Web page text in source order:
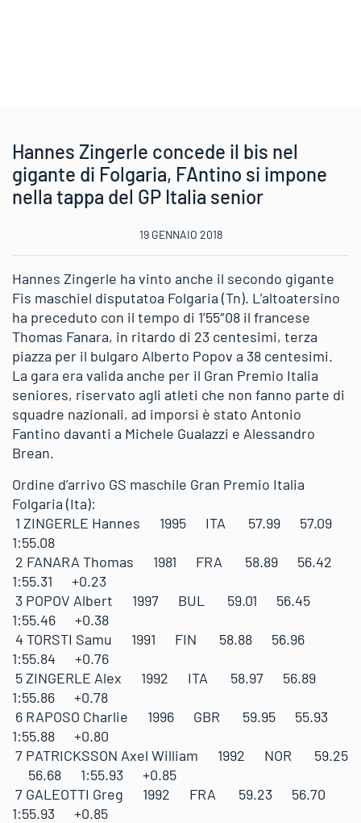
Hannes Zingerle concede il bis nel
gigante di Folgaria, FAntino si impone
nella tappa del GP Italia senior
19 GENNAIO 2018
Hannes Zingerle ha vinto anche il secondo gigante
Fis maschiel disputatoa Folgaria (Tn). L’altoatersino
ha preceduto con il tempo di 1’55″08 il francese
Thomas Fanara, in ritardo di 23 centesimi, terza
piazza per il bulgaro Alberto Popov a 38 centesimi.
La gara era valida anche per il Gran Premio Italia
seniores, riservato agli atleti che non fanno parte di
squadre nazionali, ad imporsi è stato Antonio
Fantino davanti a Michele Gualazzi e Alessandro
Brean.
Ordine d’arrivo GS maschile Gran Premio Italia
Folgaria (Ita):
1 ZINGERLE Hannes 1995 ITA 57.99 57.09
1:55.08
2 FANARA Thomas 1981 FRA 58.89 56.42
1:55.31 +0.23
3 POPOV Albert 1997 BUL 59.01 56.45
1:55.46 +0.38
4 TORSTI Samu 1991 FIN 58.88 56.96
1:55.84 +0.76
5 ZINGERLE Alex 1992 ITA 58.97 56.89
1:55.86 +0.78
6 RAPOSO Charlie 1996 GBR 59.95 55.93
1:55.88 +0.80
7 PATRICKSSON Axel William 1992 NOR 59.25
56.68 1:55.93 +0.85
7 GALEOTTI Greg 1992 FRA 59.23 56.70
1:55.93 +0.85